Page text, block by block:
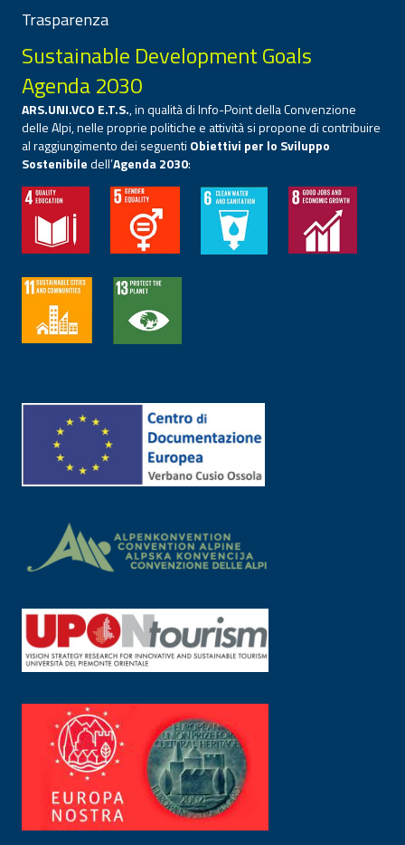
Trasparenza
Sustainable Development Goals
Agenda 2030
ARS.UNI.VCO E.T.S., in qualità di Info-Point della Convenzione
delle Alpi, nelle proprie politiche e attività si propone di contribuire
al raggiungimento dei seguenti Obiettivi per lo Sviluppo
Sostenibiledell’Agenda 2030: